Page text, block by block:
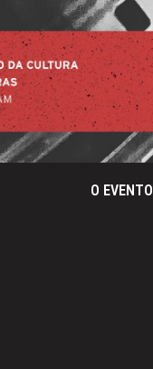
O EVENTO